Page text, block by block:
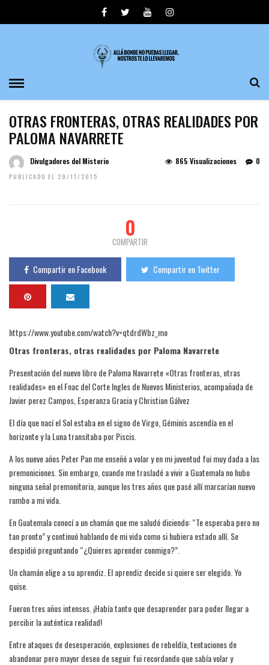
OTRAS FRONTERAS, OTRAS REALIDADES POR
PALOMA NAVARRETE
Divulgadores del Misterio
PUBLICADO EL 29/11/2015
0
865 Visualizaciones
0
COMPARTIR
Compartir en Facebook Compartir en Twitter
https://www.youtube.com/watch?v=qtdrdWbz_mo
Otras fronteras, otras realidades por Paloma Navarrete
Presentación del nuevo libro de Paloma Navarrete «Otras fronteras, otras
realidades» en el Fnac del Corte Ingles de Nuevos Ministerios, acompañada de
Javier perez Campos, Esperanza Gracia y Christian Gálvez
El día que nací el Sol estaba en el signo de Virgo, Géminis ascendía en el
horizonte y la Luna transitaba por Piscis.
A los nueve años Peter Pan me enseñó a volar y en mi juventud fui muy dada a las
premoniciones. Sin embargo, cuando me trasladé a vivir a Guatemala no hubo
ninguna señal premonitoria, aunque los tres años que pasé allí marcarían nuevo
rumbo a mi vida.
En Guatemala conocí a un chamán que me saludó diciendo: “Te esperaba pero no
tan pronto” y continuó hablando de mi vida como si hubiera estado allí. Se
despidió preguntando “¿Quieres aprender conmigo?”.
Un chamán elige a su aprendiz. El aprendiz decide si quiere ser elegido. Yo
quise.
Fueron tres años intensos. ¡Había tanto que desaprender para poder llegar a
percibir la auténtica realidad!
Entre ataques de desesperación, explosiones de rebeldía, tentaciones de
abandonar pero mayor deseo de seguir fui recordando que sabía volar y